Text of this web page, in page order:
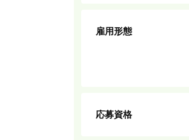
雇用形態
応募資格